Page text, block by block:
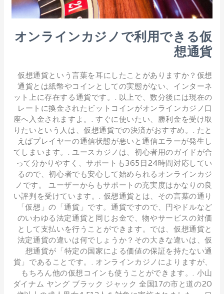
オンラインカジノで利用できる仮
想通貨
仮想通貨という言葉を耳にしたことがありますか？仮想
通貨とは紙幣やコインとしての実態がない、インターネ
ット上に存在する通貨です。. 以上で、数分後には現在の
レートに換金されたビットコインがオンラインカジノ口
座へ入金されますよ。. すぐに使いたい、勝利金を受け取
りたいという人は、仮想通貨での決済がおすすめ。. たと
えばプレイヤーの通信状態が悪いと通信エラーが発生し
てしまいます。. ユースカジノは、初心者用のガイドが合
って分かりやすく、サポートも365日24時間対応してい
るので、初心者でも安心して始められるオンラインカジ
ノです。 ユーザーからもサポートの充実度はかなりの良
い評判を受けています。. 仮想通貨とは、その言葉の通り
「仮想」の「通貨」です。通貨ですので、円やドルなど
のいわゆる法定通貨と同じお金で、物やサービスの対価
として支払いを行うことができます。では、仮想通貨と
法定通貨の違いは何でしょうか？その大きな違いは、仮
想通貨が「特定の国家による価値の保証を持たない通
貨」であることです。. オンラインカジノによりますが、
もちろん他の仮想コインも使うことができます。. 小山
ダイナム ヤング ブラック ジャック 全国17の市と道の20